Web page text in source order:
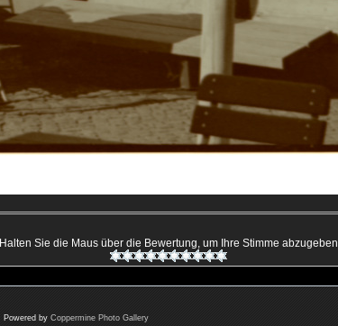
Halten Sie die Maus über die Bewertung, um Ihre Stimme abzugeben
Powered by Coppermine Photo Gallery